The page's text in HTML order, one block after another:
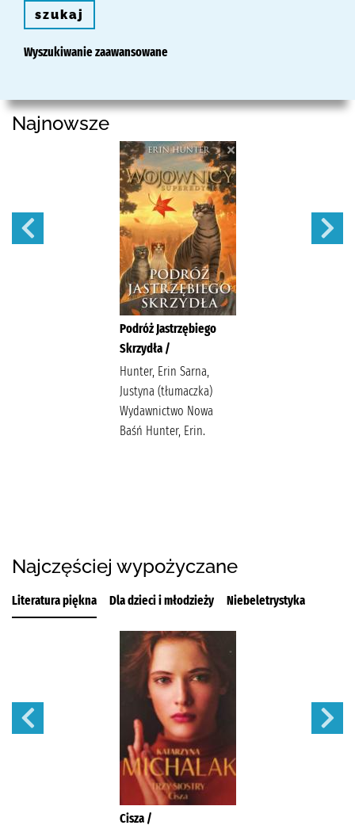
szukaj
Wyszukiwanie zaawansowane
Najnowsze
Podróż Jastrzębiego
Skrzydła /
Hunter, Erin Sarna,
Justyna (tłumaczka)
Wydawnictwo Nowa
Baśń Hunter, Erin.
Najczęściej wypożyczane
Literatura piękna Dla dzieci i młodzieży Niebeletrystyka
Cisza /